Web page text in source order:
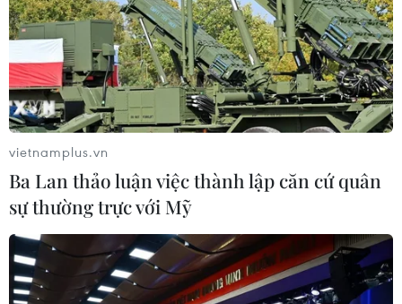
RSS
Hỗ trợ
Ngôn ngữ
TTXVN
Dịch vụ tin
Quảng cáo
Liên hệ
Giấy phép số: 1374/GP-BTTTT do Bộ Thông tin và Truyền thông
cấp ngày 11/9/2008.
Quảng cáo: Phó TBT Nguyễn Thị Tám: 093.5958688, Email:
tamvna@gmail.com
Điện thoại: (024) 39411349 - (024) 39411348, Fax: (024)
vietnamplus.vn
Ba Lan thảo luận việc thành lập căn cứ quân
sự thường trực với Mỹ